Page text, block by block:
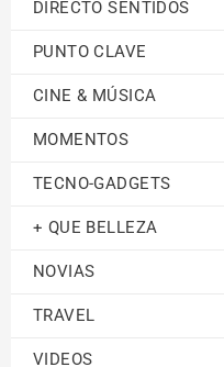
DIRECTO SENTIDOS
PUNTO CLAVE
CINE & MÚSICA
MOMENTOS
TECNO-GADGETS
+ QUE BELLEZA
NOVIAS
TRAVEL
VIDEOS